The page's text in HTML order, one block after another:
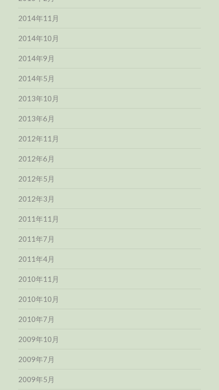
2014年11月
2014年10月
2014年9月
2014年5月
2013年10月
2013年6月
2012年11月
2012年6月
2012年5月
2012年3月
2011年11月
2011年7月
2011年4月
2010年11月
2010年10月
2010年7月
2009年10月
2009年7月
2009年5月